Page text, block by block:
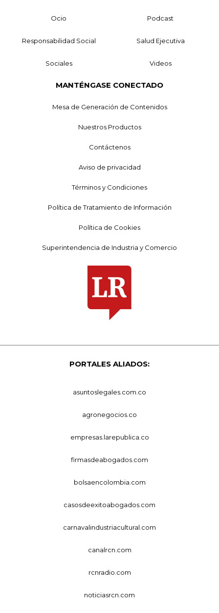
Ocio Podcast
Responsabilidad Social Salud Ejecutiva
Sociales Videos
MANTÉNGASE CONECTADO
Mesa de Generación de Contenidos
Nuestros Productos
Contáctenos
Aviso de privacidad
Términos y Condiciones
Política de Tratamiento de Información
Política de Cookies
Superintendencia de Industria y Comercio
PORTALES ALIADOS:
asuntoslegales.com.co
agronegocios.co
empresas.larepublica.co
firmasdeabogados.com
bolsaencolombia.com
casosdeexitoabogados.com
carnavalindustriacultural.com
canalrcn.com
rcnradio.com
noticiasrcn.com